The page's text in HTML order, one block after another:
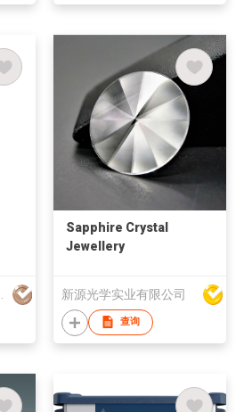
Sapphire Crystal
Jewellery
新源光学实业有限公司
查询